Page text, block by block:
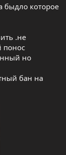
быдло которое
.не
понос
но
бан на